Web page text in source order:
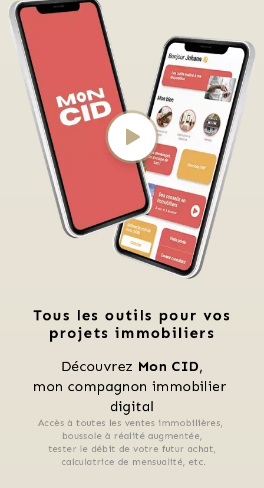
Tous les outils pour vos
projets immobiliers
Découvrez Mon CID,
mon compagnon immobilier
digital
Accès à toutes les ventes immobilières,
boussole à réalité augmentée,
tester le débit de votre futur achat,
calculatrice de mensualité, etc.